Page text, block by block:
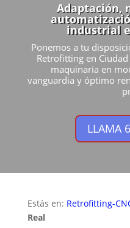
Adaptación,
industrial
Ponemos a tu
Retrofitting en
maquinaria en
vanguardia y óptimo
LLAMA
Estás en: Retrofitting-
Real